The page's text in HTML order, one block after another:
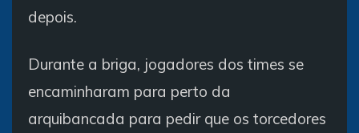
depois.
Durante a briga, jogadores dos times se
encaminharam para perto da
arquibancada para pedir que os torcedores